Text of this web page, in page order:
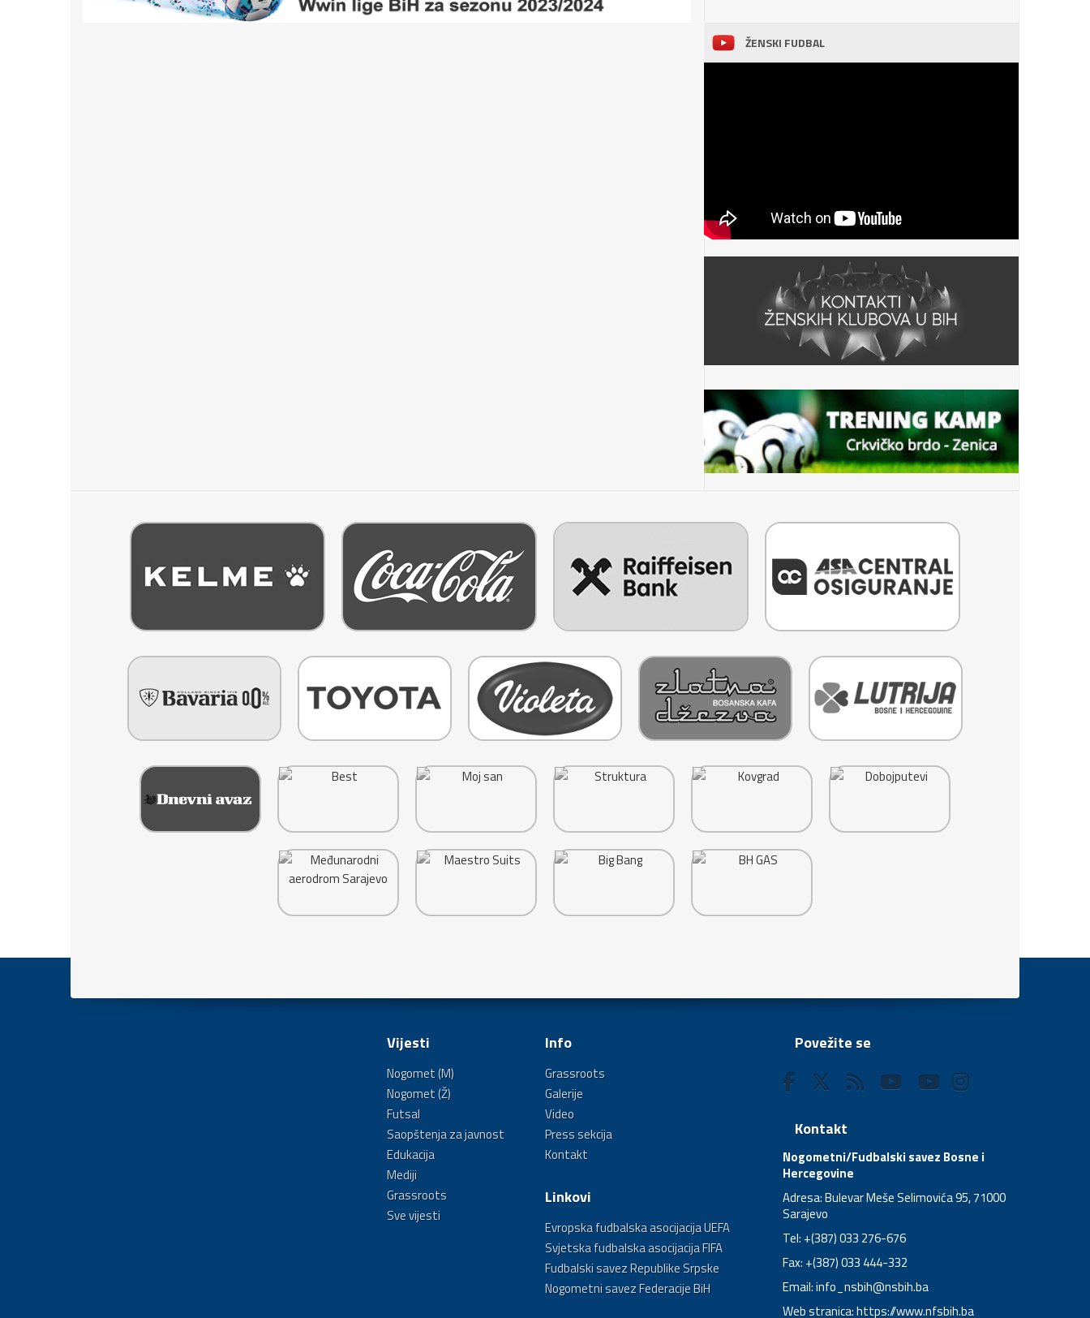
ŽENSKI FUDBAL
Vijesti
Nogomet (M)
Nogomet (Ž)
Futsal
Saopštenja za javnost
Edukacija
Mediji
Grassroots
Sve vijesti
Info
Grassroots
Galerije
Video
Press sekcija
Kontakt
Linkovi
Evropska fudbalska asocijacija UEFA
Svjetska fudbalska asocijacija FIFA
Fudbalski savez Republike Srpske
Nogometni savez Federacije BiH
Povežite se
Kontakt
Nogometni/Fudbalski savez Bosne i
Hercegovine
Adresa: Bulevar Meše Selimovića 95, 71000
Sarajevo
Tel: +(387) 033 276-676
Fax: +(387) 033 444-332
Email:info_nsbih@nsbih.ba
Web stranica: https://www.nfsbih.ba